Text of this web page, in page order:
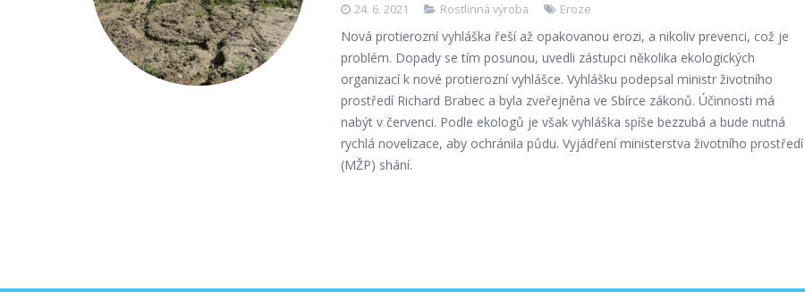
24. 6. 2021 Rostlinná výroba Eroze
Nová protierozní vyhláška řeší až opakovanou erozi, a nikoliv prevenci, což je
problém. Dopady se tím posunou, uvedli zástupci několika ekologických
organizací k nové protierozní vyhlášce. Vyhlášku podepsal ministr životního
prostředí Richard Brabec a byla zveřejněna ve Sbírce zákonů. Účinnosti má
nabýt v červenci. Podle ekologů je však vyhláška spíše bezzubá a bude nutná
rychlá novelizace, aby ochránila půdu. Vyjádření ministerstva životního prostředí
(MŽP) shání.